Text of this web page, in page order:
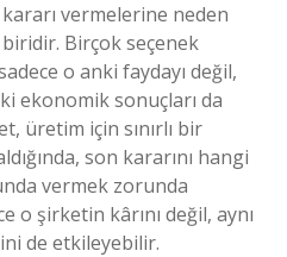
kararı vermelerine neden
Birçok seçenek
o anki faydayı değil,
ekonomik sonuçları da
üretim için sınırlı bir
son kararını hangi
vermek zorunda
o şirketin kârını değil, aynı
de etkileyebilir.